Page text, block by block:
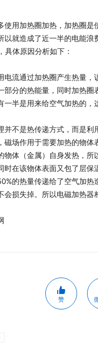
使用加热圈加热，加热圈
以就造成了近一半的电能
具体原因分析如下：
电流通过加热圈产生热量
部分的热能量，同时加热
一半是用来给空气加热的，
并不是热传递方式，而是
磁场作用于需要加热的物体
物体（金属）自身发热，
时在该物体表面又包了层
的热量传递给了空气加
会损失掉。所以电磁加热
赞